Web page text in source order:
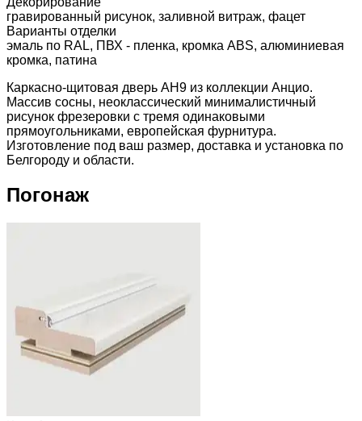
гравированный рисунок, заливной витраж, фацет
Варианты отделки
эмаль по RAL, ПВХ - пленка, кромка ABS, алюминиевая
кромка, патина
Каркасно-щитовая дверь АН9 из коллекции Анцио.
Массив сосны, неоклассический минималистичный
рисунок фрезеровки с тремя одинаковыми
прямоугольниками, европейская фурнитура.
Изготовление под ваш размер, доставка и установка по
Белгороду и области.
Погонаж